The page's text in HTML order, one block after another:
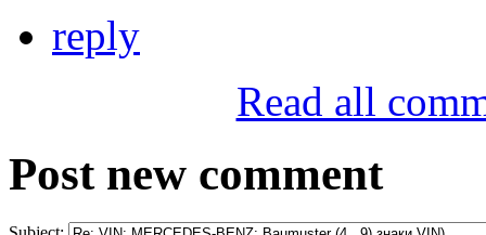
reply
Read all
Post new comment